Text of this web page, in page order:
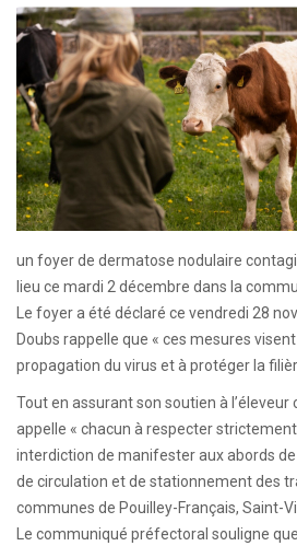
un foyer de dermatose nodulaire
lieu ce mardi 2 décembre dans la
Le foyer a été déclaré ce vendredi 28
Doubs rappelle que « ces mesures
propagation du virus et à protéger la
Tout en assurant son soutien à
appelle « chacun à respecter
interdiction de manifester aux abords
de circulation et de stationnement des
communes de Pouilley-Français, Saint-
Le communiqué préfectoral souligne